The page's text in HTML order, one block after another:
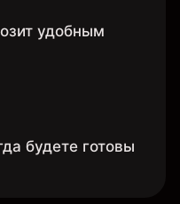
удобным
будете готовы